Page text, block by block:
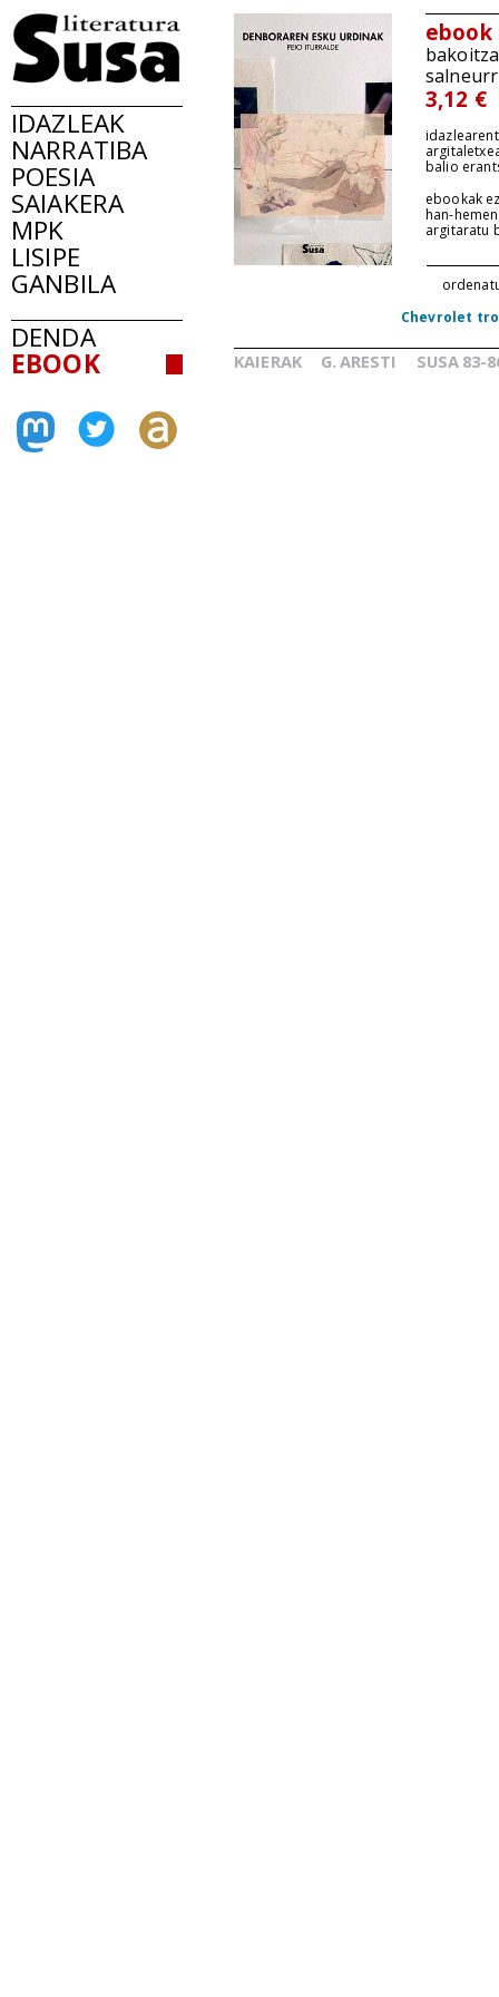
IDAZLEAK
NARRATIBA
POESIA
SAIAKERA
MPK
LISIPE
GANBILA
DENDA
EBOOK
ebook
3,12 €
balio
ebookak
han-
argitaratu
Chevrolet
KAIERAK G. ARESTI SUSA 83-